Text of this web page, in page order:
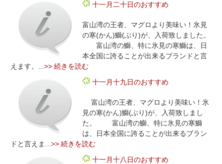
十一月二十日のおすすめ
富山湾の王者、マグロより美味い！氷見
の寒(かん)鰤(ぶり)が、入荷致しました。
富山湾の鰤、特に氷見の寒鰤は、日
本全国に誇ることが出来るブランドと言
えます。...>> 続きを読む
十一月十九日のおすすめ
富山湾の王者、マグロより美味い！氷
見の寒(かん)鰤(ぶり)が、入荷致しまし
た。 富山湾の鰤、特に氷見の寒鰤
は、日本全国に誇ることが出来るブラン
ドと言えま...>> 続きを読む
十一月十八日のおすすめ